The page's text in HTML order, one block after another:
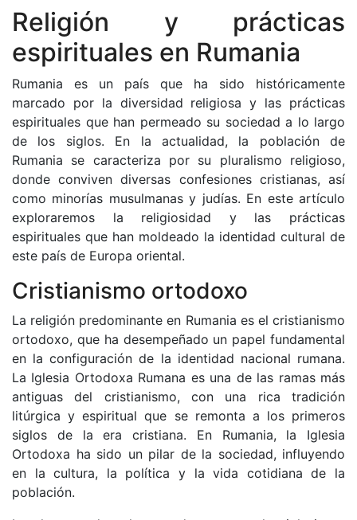
Religión y prácticas
espirituales en Rumania
Rumania es un país que ha sido históricamente
marcado por la diversidad religiosa y las prácticas
espirituales que han permeado su sociedad a lo largo
de los siglos. En la actualidad, la población de
Rumania se caracteriza por su pluralismo religioso,
donde conviven diversas confesiones cristianas, así
como minorías musulmanas y judías. En este artículo
exploraremos la religiosidad y las prácticas
espirituales que han moldeado la identidad cultural de
este país de Europa oriental.
Cristianismo ortodoxo
La religión predominante en Rumania es el cristianismo
ortodoxo, que ha desempeñado un papel fundamental
en la configuración de la identidad nacional rumana.
La Iglesia Ortodoxa Rumana es una de las ramas más
antiguas del cristianismo, con una rica tradición
litúrgica y espiritual que se remonta a los primeros
siglos de la era cristiana. En Rumania, la Iglesia
Ortodoxa ha sido un pilar de la sociedad, influyendo
en la cultura, la política y la vida cotidiana de la
población.